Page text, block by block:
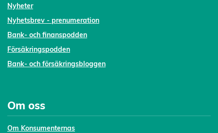
Nyheter
Nyhetsbrev - prenumeration
Bank- och finanspodden
Försäkringspodden
Bank- och försäkringsbloggen
Om oss
Om Konsumenternas